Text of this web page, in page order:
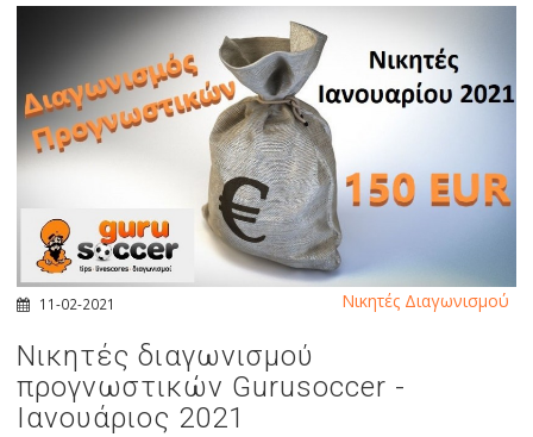
11-02-2021
Νικητές διαγωνισμού
προγνωστικών Gurusoccer -
Ιανουάριος 2021
Νικητές Διαγωνισμού